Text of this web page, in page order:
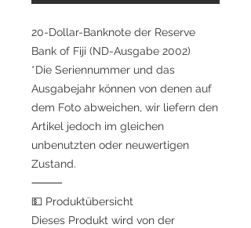
20-Dollar-Banknote der Reserve
Bank of Fiji (ND-Ausgabe 2002)
*Die Seriennummer und das
Ausgabejahr können von denen auf
dem Foto abweichen, wir liefern den
Artikel jedoch im gleichen
unbenutzten oder neuwertigen
Zustand.
⸻
💵 Produktübersicht
Dieses Produkt wird von der